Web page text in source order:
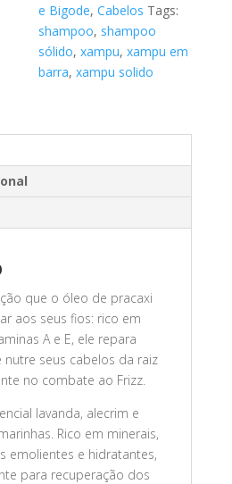
e Bigode,Cabelos Tags:
shampoo, shampoo
sólido,xampu,xampu em
barra,xampu solido
que o óleo de pracaxi
aos seus fios: rico em
A e E, ele repara
seus cabelos da raiz
no combate ao Frizz.
lavanda, alecrim e
Rico em minerais,
emolientes e hidratantes,
para recuperação dos